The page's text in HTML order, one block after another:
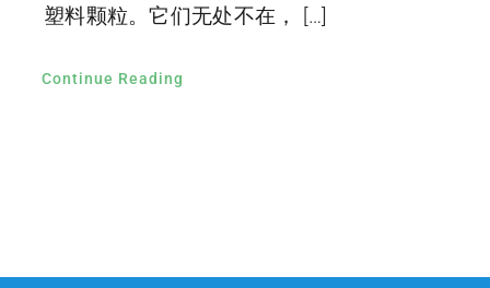
塑料颗粒。它们无处不在， […]
Continue Reading